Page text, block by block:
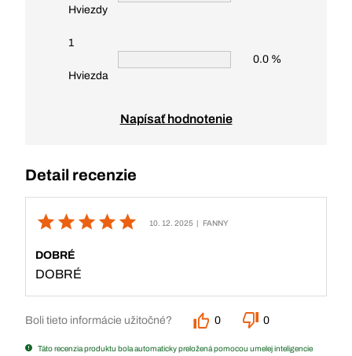
Hviezdy
1
Hviezda
0.0 %
Napísať hodnotenie
Detail recenzie
10. 12. 2025 | FANNY
DOBRÉ
DOBRÉ
Boli tieto informácie užitočné? 0 0
Táto recenzia produktu bola automaticky preložená pomocou umelej inteligencie